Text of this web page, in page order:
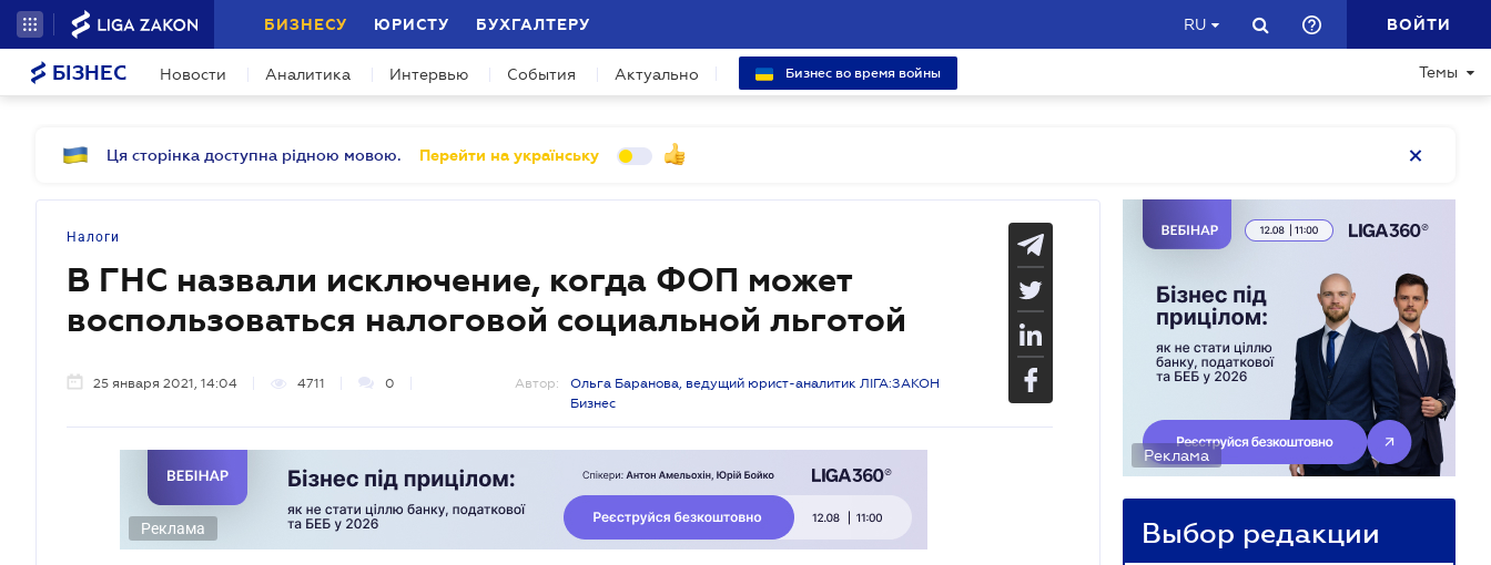
БИЗНЕСУ ЮРИСТУ БУХГАЛТЕРУ RU ВОЙТИ
БІЗНЕС Новости Аналитика Интервью События Актуально Бизнес во время войны Темы
Ця сторінка доступна рідною мовою. Перейти на українську
Налоги
В ГНС назвали исключение, когда ФОП может
воспользоваться налоговой социальной льготой
25 января 2021, 14:04 4711 0 Автор:
Ольга Баранова, ведущий юрист-аналитик ЛІГА:ЗАКОН
Бизнес
Реклама
Реклама
Выбор редакции